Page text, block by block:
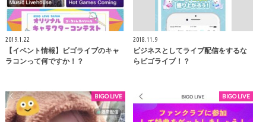
2019.1.22
【イベント情報】ビゴライブのキャ
ラコンって何ですか！？
2018.11.9
ビジネスとしてライブ配信をするな
らビゴライブ！？
BIGO LIVE BIGO LIVE